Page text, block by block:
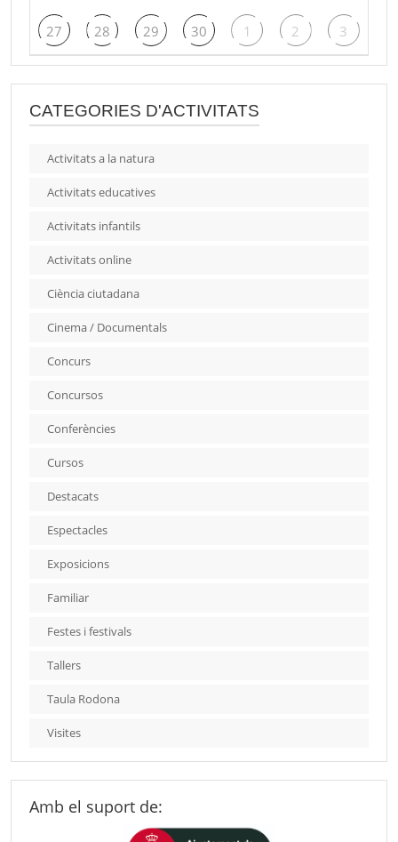
27 28 29 30 1 2 3
CATEGORIES D'ACTIVITATS
Activitats a la natura
Activitats educatives
Activitats infantils
Activitats online
Ciència ciutadana
Cinema / Documentals
Concurs
Concursos
Conferències
Cursos
Destacats
Espectacles
Exposicions
Familiar
Festes i festivals
Tallers
Taula Rodona
Visites
Amb el suport de: